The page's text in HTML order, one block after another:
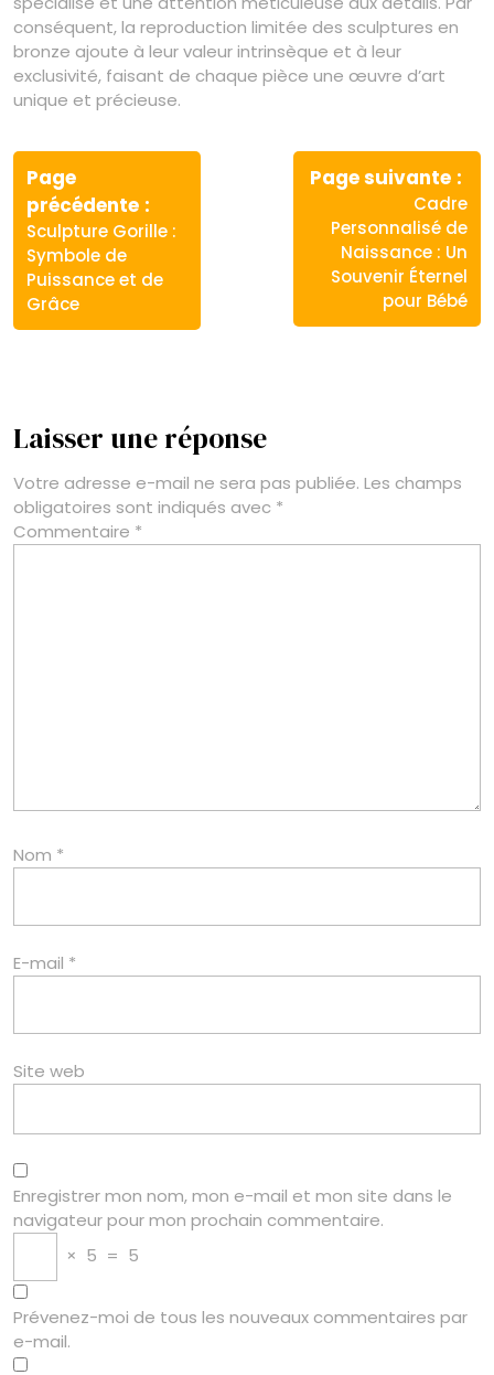
conséquent, la reproduction limitée des sculptures en
bronze ajoute à leur valeur intrinsèque et à leur
exclusivité, faisant de chaque pièce une œuvre d’art
unique et précieuse.
Navigation
de
l’article
Page
précédente
précédent
Sculpture Gorille :
Symbole de
Puissance et de
Grâce
Page suivante
Article
suivant
:
Cadre
Personnalisé de
Naissance : Un
Souvenir Éternel
pour Bébé
Laisser une réponse
Votre adresse e-mail ne sera pas publiée. Les champs
obligatoires sont indiqués avec *
Commentaire *
Nom *
E-mail *
Site web
Enregistrer mon nom, mon e-mail et mon site dans le
navigateur pour mon prochain commentaire.
× 5 = 5
Prévenez-moi de tous les nouveaux commentaires par
e-mail.